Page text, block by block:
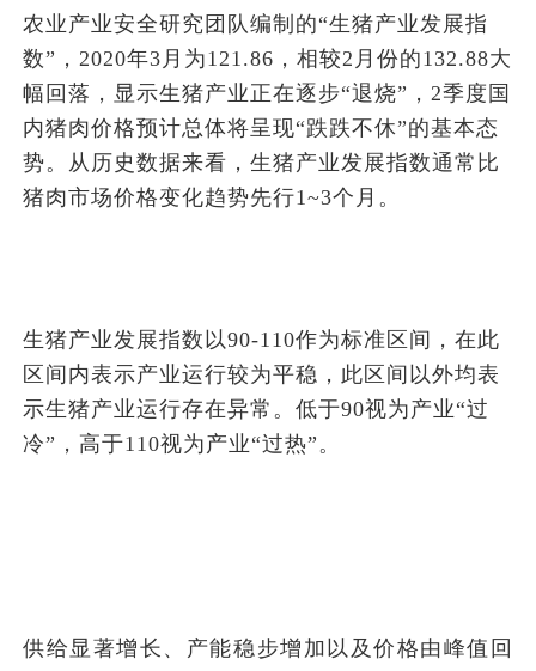
农业产业安全研究团队编制的“生猪产业发展指
数”，2020年3月为121.86，相较2月份的132.88大
幅回落，显示生猪产业正在逐步“退烧”，2季度国
内猪肉价格预计总体将呈现“跌跌不休”的基本态
势。从历史数据来看，生猪产业发展指数通常比
猪肉市场价格变化趋势先行1~3个月。
生猪产业发展指数以90-110作为标准区间，在此
区间内表示产业运行较为平稳，此区间以外均表
示生猪产业运行存在异常。低于90视为产业“过
冷”，高于110视为产业“过热”。
供给显著增长、产能稳步增加以及价格由峰值回